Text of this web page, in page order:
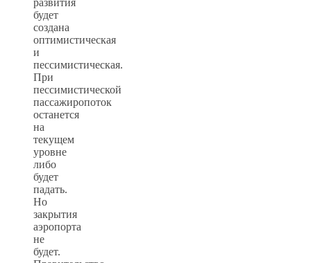
будет
создана
оптимистическая
и
пессимистическая.
При
пессимистической
пассажиропоток
останется
на
текущем
уровне
либо
будет
падать.
Но
закрытия
аэропорта
не
будет.